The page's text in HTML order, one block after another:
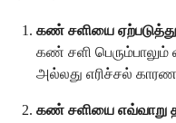
கண் சளியை
கண் சளி
அல்லது எரிச்சல்
கண் சளியை எவ்வாறு